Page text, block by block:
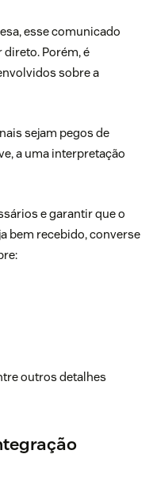
esse comunicado
direto. Porém, é
sobre a
sejam pegos de
a uma interpretação
e garantir que o
bem recebido, converse
outros detalhes